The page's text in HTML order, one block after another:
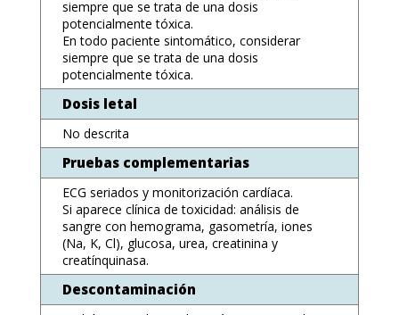
siempre que se trata de una dosis
potencialmente tóxica.
En todo paciente sintomático, considerar
siempre que se trata de una dosis
potencialmente tóxica.
Dosis letal
No descrita
Pruebas complementarias
ECG seriados y monitorización cardíaca.
Si aparece clínica de toxicidad: análisis de
sangre con hemograma, gasometría, iones
(Na, K, Cl), glucosa, urea, creatinina y
creatínquinasa.
Descontaminación